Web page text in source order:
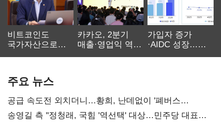
비트코인도
국가자산으로…'
카카오, 2분기
매출·영업익 역대
가입자 증가
·AIDC 성장…
주요 뉴스
공급 속도전 외치더니…황희, 난데없이 '폐버스
리모델링' 제안
송영길 측 "정청래, 국힘 '역선택' 대상…민주당 대표로